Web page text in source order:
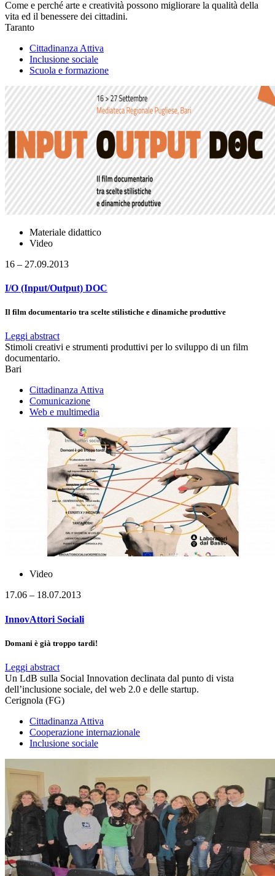
Come e perché arte e creatività possono migliorare la qualità della
vita ed il benessere dei cittadini.
Taranto
Cittadinanza Attiva
Inclusione sociale
Scuola e formazione
Materiale didattico
Video
16 – 27.09.2013
I/O (Input/Output) DOC
Il film documentario tra scelte stilistiche e dinamiche produttive
Leggi abstract
Stimoli creativi e strumenti produttivi per lo sviluppo di un film
documentario.
Bari
Cittadinanza Attiva
Comunicazione
Web e multimedia
Video
17.06 – 18.07.2013
InnovAttori Sociali
Domani è già troppo tardi!
Leggi abstract
Un LdB sulla Social Innovation declinata dal punto di vista
dell’inclusione sociale, del web 2.0 e delle startup.
Cerignola (FG)
Cittadinanza Attiva
Cooperazione internazionale
Inclusione sociale